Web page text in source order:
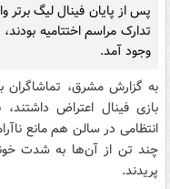
پس از پایان فینال لیگ برتر
تدارک مراسم اختتامیه
وجود آمد.
به گزارش مشرق،
بازی فینال اعتراض
انتظامی در سالن هم مانع
چند تن از آن‌ها به شدت
پریدند.